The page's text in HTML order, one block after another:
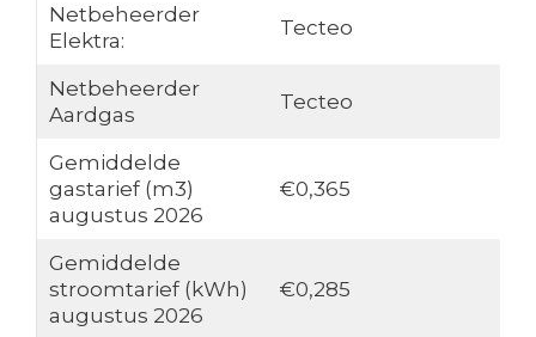
Netbeheerder
Elektra:
Tecteo
Netbeheerder
Aardgas
Tecteo
Gemiddelde
gastarief (m3)
augustus 2026
€0,365
Gemiddelde
stroomtarief (kWh)
augustus 2026
€0,285